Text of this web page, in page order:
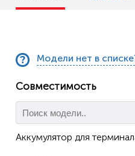
Модели нет в
Совместимость
Аккумулятор для